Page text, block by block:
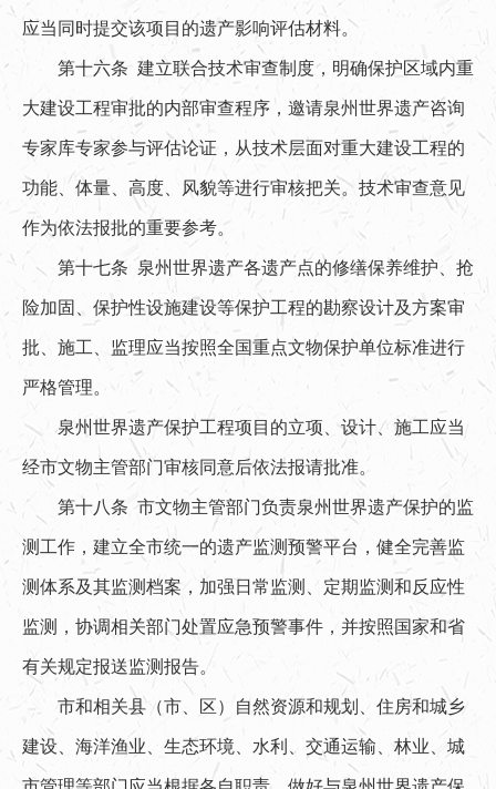
应当同时提交该项目的遗产影响评估材料。
第十六条 建立联合技术审查制度，明确保护区域内重
大建设工程审批的内部审查程序，邀请泉州世界遗产咨询
专家库专家参与评估论证，从技术层面对重大建设工程的
功能、体量、高度、风貌等进行审核把关。技术审查意见
作为依法报批的重要参考。
第十七条 泉州世界遗产各遗产点的修缮保养维护、抢
险加固、保护性设施建设等保护工程的勘察设计及方案审
批、施工、监理应当按照全国重点文物保护单位标准进行
严格管理。
泉州世界遗产保护工程项目的立项、设计、施工应当
经市文物主管部门审核同意后依法报请批准。
第十八条 市文物主管部门负责泉州世界遗产保护的监
测工作，建立全市统一的遗产监测预警平台，健全完善监
测体系及其监测档案，加强日常监测、定期监测和反应性
监测，协调相关部门处置应急预警事件，并按照国家和省
有关规定报送监测报告。
市和相关县（市、区）自然资源和规划、住房和城乡
建设、海洋渔业、生态环境、水利、交通运输、林业、城